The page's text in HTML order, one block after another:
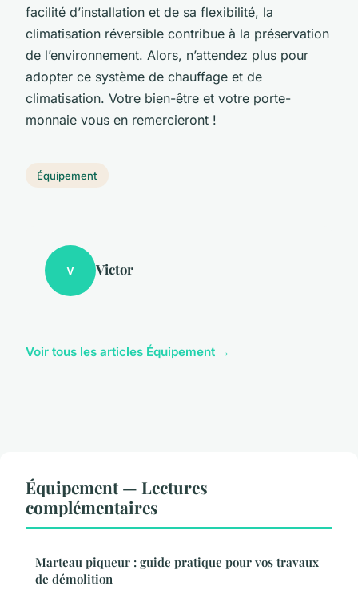
facilité d’installation et de sa flexibilité, la
climatisation réversible contribue à la préservation
de l’environnement. Alors, n’attendez plus pour
adopter ce système de chauffage et de
climatisation. Votre bien-être et votre porte-
monnaie vous en remercieront !
Équipement
V Victor
Voir tous les articles Équipement →
Équipement — Lectures
complémentaires
Marteau piqueur : guide pratique pour vos travaux
de démolition